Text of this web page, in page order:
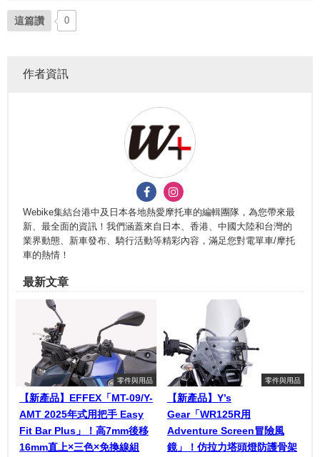
這篇讚 0
作者資訊
Webike集結台港中及日本各地熱愛摩托車的編輯團隊，為您帶來最
新、最全面的資訊！我們涵蓋來自日本、香港、中國大陸和台灣的
業界動態、新車發布、騎行活動等精彩內容，滿足您對電單車/摩托
車的熱情！
最新文章
零件與用品
【新產品】EFFEX「MT-09/Y-
AMT 2025年式用把手 Easy
Fit Bar Plus」！高7mm後移
16mm直上×三色×免換線組
零件與用品
【新產品】Y’s
Gear「WR125R用
Adventure Screen冒險風
鏡」！仿拉力塔頭燈防護骨架